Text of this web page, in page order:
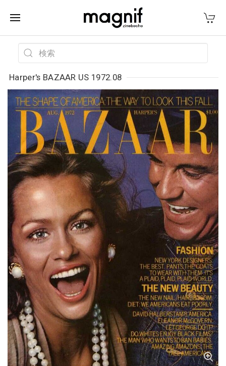
Harper's BAZAAR US 1972.08